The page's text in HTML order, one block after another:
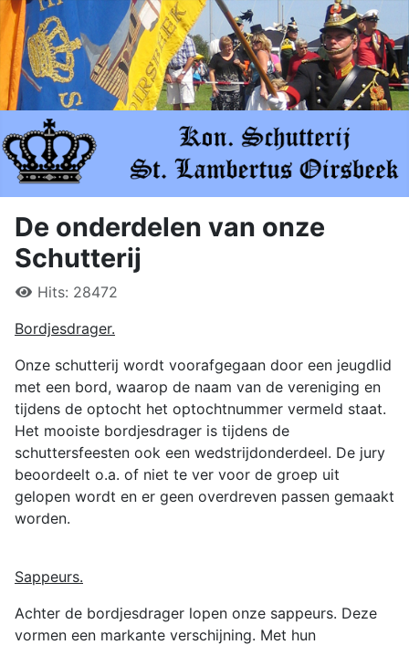
De onderdelen van onze
Schutterij
Hits: 28472
Bordjesdrager.
Onze schutterij wordt voorafgegaan door een jeugdlid
met een bord, waarop de naam van de vereniging en
tijdens de optocht het optochtnummer vermeld staat.
Het mooiste bordjesdrager is tijdens de
schuttersfeesten ook een wedstrijdonderdeel. De jury
beoordeelt o.a. of niet te ver voor de groep uit
gelopen wordt en er geen overdreven passen gemaakt
worden.
Sappeurs.
Achter de bordjesdrager lopen onze sappeurs. Deze
vormen een markante verschijning. Met hun